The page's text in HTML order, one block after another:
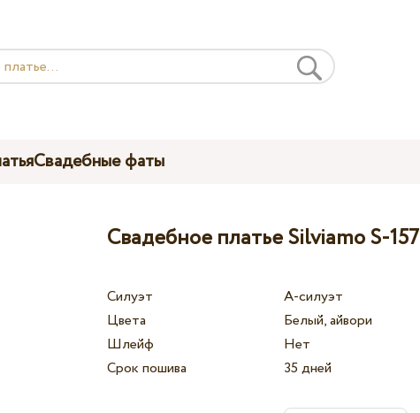
Свадебные фаты
Свадебное платье Silviamo S-157
Силуэт
А-силуэт
Цвета
Белый, айвори
Шлейф
Нет
Срок пошива
35 дней